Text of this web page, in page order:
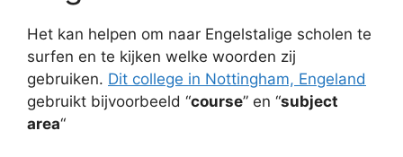
Het kan helpen om naar Engelstalige scholen te
surfen en te kijken welke woorden zij
gebruiken. Dit college in Nottingham, Engeland
gebruikt bijvoorbeeld “course” en “subject
area“